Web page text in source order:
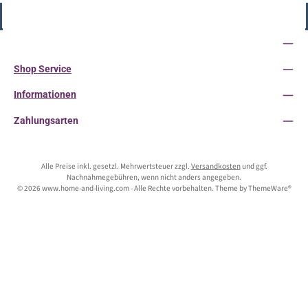
Shop Service
Informationen
Zahlungsarten
Alle Preise inkl. gesetzl. Mehrwertsteuer zzgl. Versandkostenund ggf.
Nachnahmegebühren, wenn nicht anders angegeben.
© 2026 www.home-and-living.com - Alle Rechte vorbehalten. Theme byThemeWare®